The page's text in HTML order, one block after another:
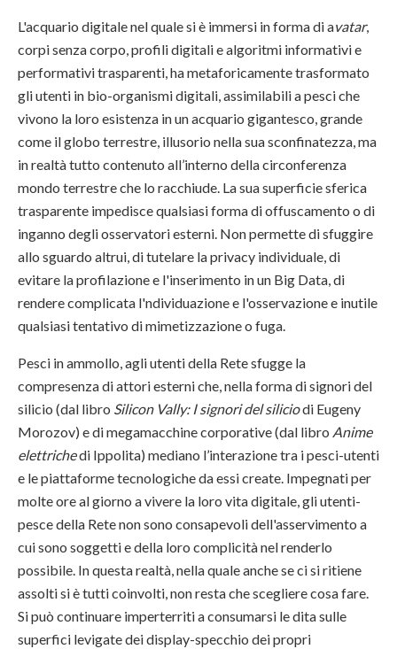
L'acquario digitale nel quale si è immersi in forma di avatar,
corpi senza corpo, profili digitali e algoritmi informativi e
performativi trasparenti, ha metaforicamente trasformato
gli utenti in bio-organismi digitali, assimilabili a pesci che
vivono la loro esistenza in un acquario gigantesco, grande
come il globo terrestre, illusorio nella sua sconfinatezza, ma
in realtà tutto contenuto all’interno della circonferenza
mondo terrestre che lo racchiude. La sua superficie sferica
trasparente impedisce qualsiasi forma di offuscamento o di
inganno degli osservatori esterni. Non permette di sfuggire
allo sguardo altrui, di tutelare la privacy individuale, di
evitare la profilazione e l'inserimento in un Big Data, di
rendere complicata l'ndividuazione e l'osservazione e inutile
qualsiasi tentativo di mimetizzazione o fuga.
Pesci in ammollo, agli utenti della Rete sfugge la
compresenza di attori esterni che, nella forma di signori del
silicio (dal libro Silicon Vally: I signori del siliciodi Eugeny
Morozov) e di megamacchine corporative (dal libro Anime
elettrichedi Ippolita) mediano l’interazione tra i pesci-utenti
e le piattaforme tecnologiche da essi create. Impegnati per
molte ore al giorno a vivere la loro vita digitale, gli utenti-
pesce della Rete non sono consapevoli dell'asservimento a
cui sono soggetti e della loro complicità nel renderlo
possibile. In questa realtà, nella quale anche se ci si ritiene
assolti si è tutti coinvolti, non resta che scegliere cosa fare.
Si può continuare imperterriti a consumarsi le dita sulle
superfici levigate dei display-specchio dei propri